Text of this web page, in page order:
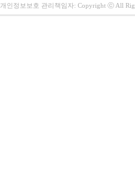
개인정보보호 관리책임자: Copyright ⓒ All